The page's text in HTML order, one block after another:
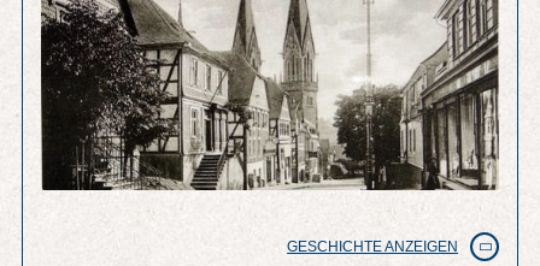
GESCHICHTE ANZEIGEN